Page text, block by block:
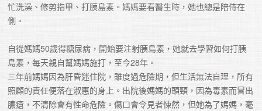
忙洗澡、修剪指甲、打胰島素。媽媽要看醫生時，她也總是陪侍在
側。
自從媽媽50歲得糖尿病，開始要注射胰島素，她就去學習如何打胰
島素，每天親自幫媽媽施打，至今28年。
三年前媽媽因為肝昏迷住院，雖度過危險期，但生活無法自理，所有
照顧的責任便落在淑惠的身上。出院後媽媽的頭頸，因為毒素而冒出
膿瘡，不清除會有性命危險。傷口會令見者悚然，但她為了媽媽，毫